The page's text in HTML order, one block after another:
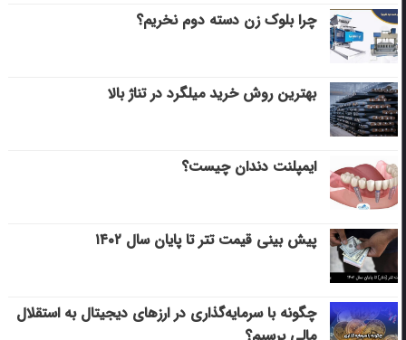
چرا بلوک زن دسته دوم نخریم؟
بهترین روش خرید میلگرد در تناژ بالا
ایمپلنت دندان چیست؟
پیش بینی قیمت تتر تا پایان سال ۱۴۰۲
چگونه با سرمایه‌گذاری در ارزهای دیجیتال به استقلال